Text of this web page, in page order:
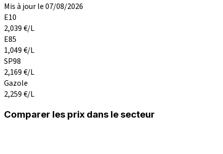
Mis à jour le 07/08/2026
E10
2,039€/L
E85
1,049€/L
SP98
2,169€/L
Gazole
2,259€/L
Comparer les prix dans le secteur